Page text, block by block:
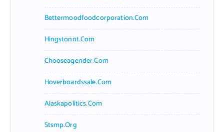
Bettermoodfoodcorporation.com
Hingstonnt.com
Chooseagender.com
Hoverboardssale.com
Alaskapolitics.com
Stsmp.org